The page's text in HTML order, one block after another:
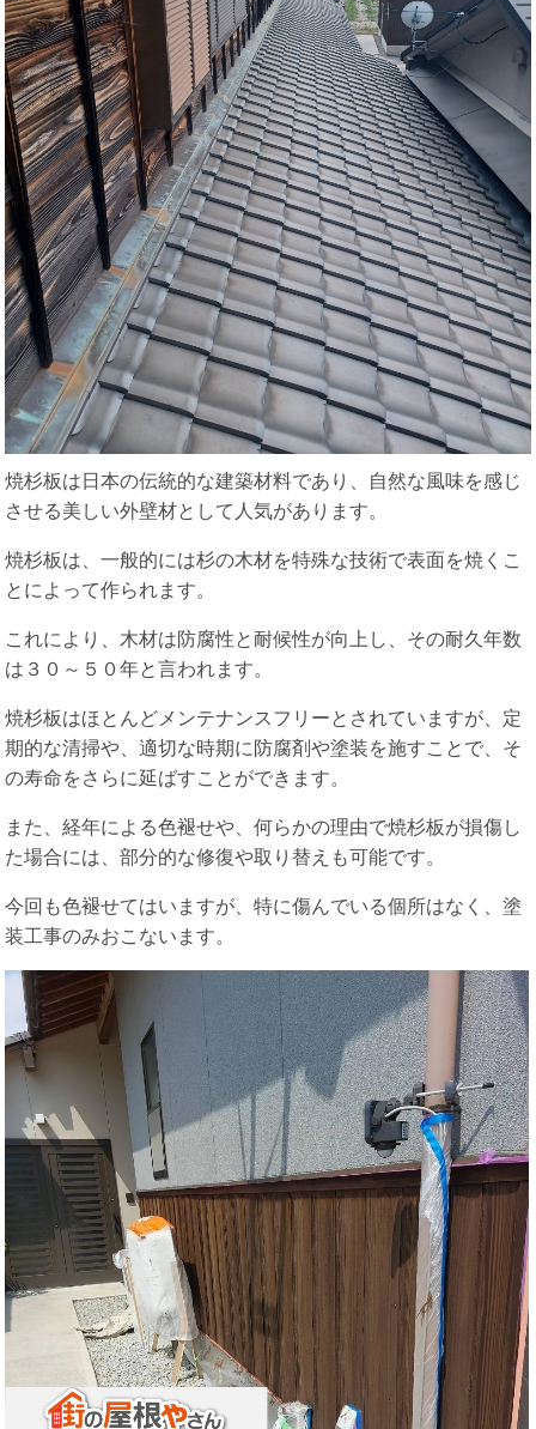
焼杉板は日本の伝統的な建築材料であり、自然な風味を感じ
させる美しい外壁材として人気があります。
焼杉板は、一般的には杉の木材を特殊な技術で表面を焼くこ
とによって作られます。
これにより、木材は防腐性と耐候性が向上し、その耐久年数
は３０～５０年と言われます。
焼杉板はほとんどメンテナンスフリーとされていますが、定
期的な清掃や、適切な時期に防腐剤や塗装を施すことで、そ
の寿命をさらに延ばすことができます。
また、経年による色褪せや、何らかの理由で焼杉板が損傷し
た場合には、部分的な修復や取り替えも可能です。
今回も色褪せてはいますが、特に傷んでいる個所はなく、塗
装工事のみおこないます。